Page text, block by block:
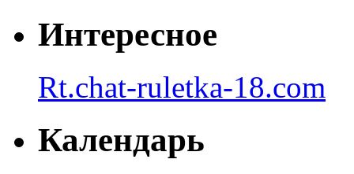
Интересное
Rt.chat-ruletka-18.com
Календарь